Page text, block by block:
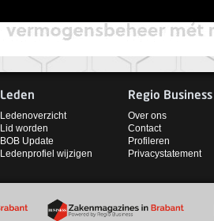
Leden
Ledenoverzicht
Lid worden
BOB Update
Ledenprofiel wijzigen
Regio Business
Over ons
Contact
Profileren
Privacystatement